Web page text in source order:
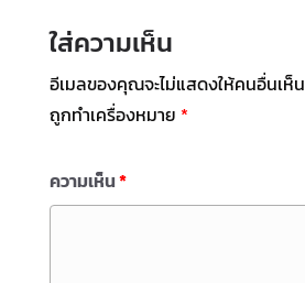
ใส่ความเห็น
อีเมลของคุณจะไม่แสดงให้คนอื่นเห็น
ถูกทำเครื่องหมาย *
ความเห็น*